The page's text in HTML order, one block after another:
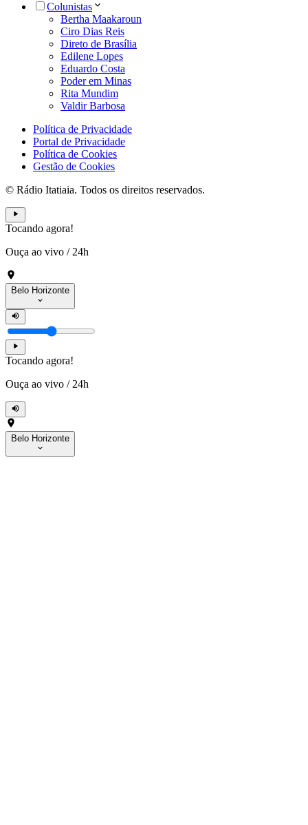
Colunistas
Bertha Maakaroun
Ciro Dias Reis
Direto de Brasília
Edilene Lopes
Eduardo Costa
Poder em Minas
Rita Mundim
Valdir Barbosa
Política de Privacidade
Portal de Privacidade
Política de Cookies
Gestão de Cookies
© Rádio Itatiaia. Todos os direitos reservados.
Tocando agora!
Ouça ao vivo / 24h
Belo Horizonte
Tocando agora!
Ouça ao vivo / 24h
Belo Horizonte